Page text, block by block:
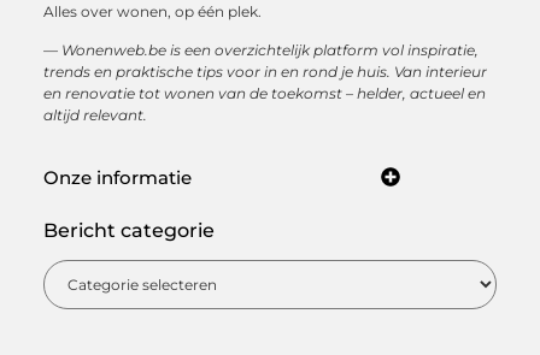
Alles over wonen, op één plek.
— Wonenweb.be is een overzichtelijk platform vol inspiratie,
trends en praktische tips voor in en rond je huis. Van interieur
en renovatie tot wonen van de toekomst – helder, actueel en
altijd relevant.
Onze informatie
Bericht categorie